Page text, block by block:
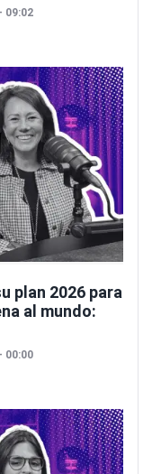
09:02
plan 2026 para
al mundo:
00:00